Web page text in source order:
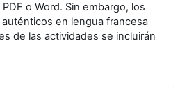
o Word. Sin embargo, los
en lengua francesa
de las actividades se incluirán